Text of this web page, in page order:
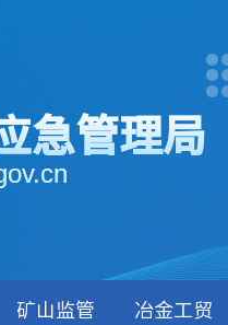
急管理局
矿山监管 冶金工贸